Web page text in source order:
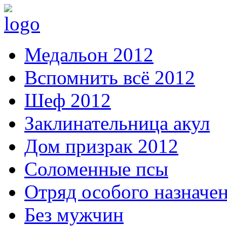
Медальон 2012
Вспомнить всё 2012
Шеф 2012
Заклинательница акул
Дом призрак 2012
Соломенные псы
Отряд особого
Без мужчин